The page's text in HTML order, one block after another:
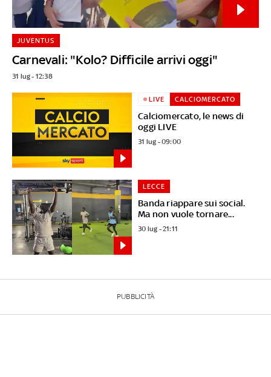
Carnevali: "Kolo? Difficile arrivi oggi"
JUVENTUS
31 lug - 12:38
Calciomercato, le news di
oggi LIVE
LIVE CALCIOMERCATO
31 lug - 09:00
Banda riappare sui social.
Ma non vuole tornare...
LECCE
30 lug - 21:11
PUBBLICITÀ